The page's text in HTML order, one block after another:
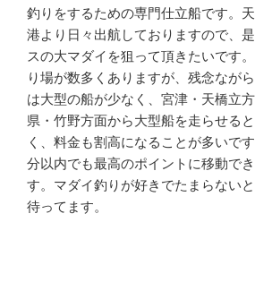
釣りをするための専門仕立船です。
港より日々出航しておりますので、
スの大マダイを狙って頂きたいです
り場が数多くありますが、残念なが
は大型の船が少なく、宮津・天橋立
県・竹野方面から大型船を走らせる
く、料金も割高になることが多いで
分以内でも最高のポイントに移動で
す。マダイ釣りが好きでたまらない
待ってます。